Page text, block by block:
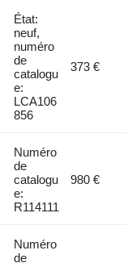
État:
neuf,
numéro
de
catalogu
e:
LCA106
856
373 €
Numéro
de
catalogu
e:
R114111
980 €
Numéro
de